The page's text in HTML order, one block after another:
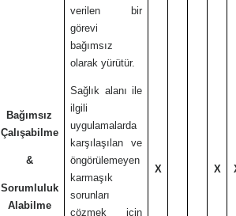
Bağımsız
Çalışabilme
&
Sorumluluk
Alabilme
verilen bir
görevi
bağımsız
olarak yürütür.
Sağlık alanı ile
ilgili
uygulamalarda
karşılaşılan ve
öngörülemeyen
karmaşık
sorunları
çözmek için
X X